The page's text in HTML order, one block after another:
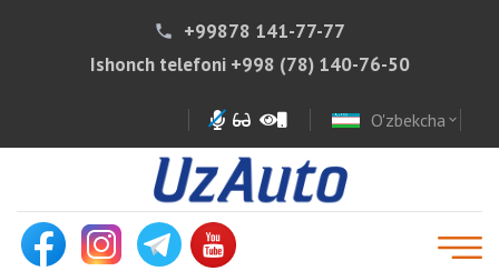
phone
+99878 141-77-77
Ishonch telefoni +998 (78) 140-76-50
O'zbekcha expand_more